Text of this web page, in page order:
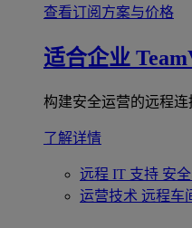
查看订阅方案与价格
适合企业
构建安全运营的远程连
了解详情
远程 IT 支持 安
运营技术 远程车